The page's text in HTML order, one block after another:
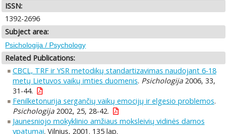
ISSN:
1392-2696
Subject area:
Psichologija / Psychology
Related Publications:
CBCL, TRF ir YSR metodikų standartizavimas naudojant 6-18
metų Lietuvos vaikų imties duomenis. Psichologija2006, 33,
31-44.
Fenilketonurija sergančių vaikų emocijų ir elgesio problemos.
Psichologija2002, 25, 28-42.
Jaunesniojo mokyklinio amžiaus moksleivių vidinės darnos
ypatumai. Vilnius, 2001. 135 lap.